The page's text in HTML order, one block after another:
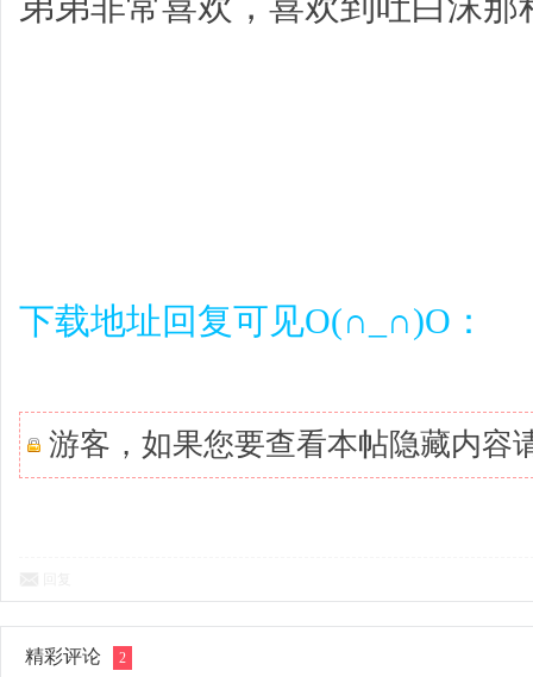
下载地址回复可见O(∩_∩)O：
游客，如果您要查看本帖隐藏内容
精彩评论 2